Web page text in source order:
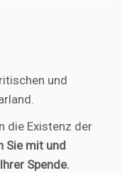
und
die Existenz der
Sie mit und
Spende.